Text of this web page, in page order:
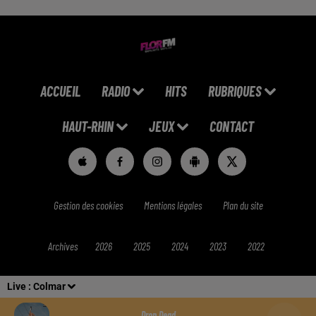
Live : Colmar
ACCUEIL RADIO HITS RUBRIQUES
HAUT-RHIN JEUX CONTACT
Gestion des cookies Mentions légales Plan du site
Archives 2026 2025 2024 2023 2022